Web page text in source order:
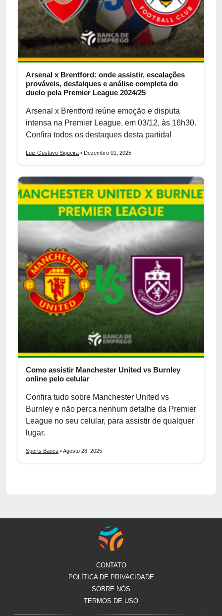
Arsenal x Brentford: onde assistir, escalações
prováveis, desfalques e análise completa do
duelo pela Premier League 2024/25
Arsenal x Brentford reúne emoção e disputa
intensa na Premier League, em 03/12, às 16h30.
Confira todos os destaques desta partida!
Luiz Gustavo Siqueira • Dezembro 01, 2025
Como assistir Manchester United vs Burnley
online pelo celular
Confira tudo sobre Manchester United vs
Burnley e não perca nenhum detalhe da Premier
League no seu celular, para assistir de qualquer
lugar.
Sports Banca • Agosto 28, 2025
CONTATO
POLÍTICA DE PRIVACIDADE
SOBRE NÓS
TERMOS DE USO